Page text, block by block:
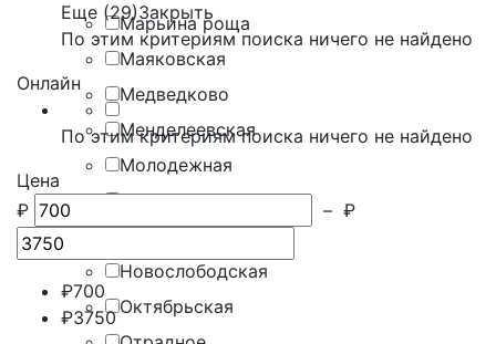
Марьина роща
Маяковская
Медведково
Менделеевская
Молодежная
Новокузнецкая
Новослободская
Октябрьская
Еще (29)Закрыть
По этим критериям поиска ничего не найдено
Онлайн
По этим критериям поиска ничего не найдено
Цена
₽
– ₽
₽700
₽3750